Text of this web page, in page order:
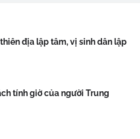
địa lập tâm, vị sinh dân lập
tính giờ của người Trung